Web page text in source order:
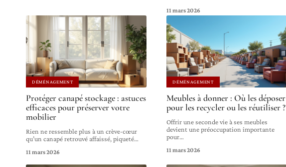
11 mars 2026
DÉMÉNAGEMENT
Protéger canapé stockage : astuces
efficaces pour préserver votre
mobilier
Rien ne ressemble plus à un crève-cœur
qu’un canapé retrouvé affaissé, piqueté…
11 mars 2026
DÉMÉNAGEMENT
Meubles à donner : Où les déposer
pour les recycler ou les réutiliser ?
Offrir une seconde vie à ses meubles
devient une préoccupation importante
pour…
11 mars 2026